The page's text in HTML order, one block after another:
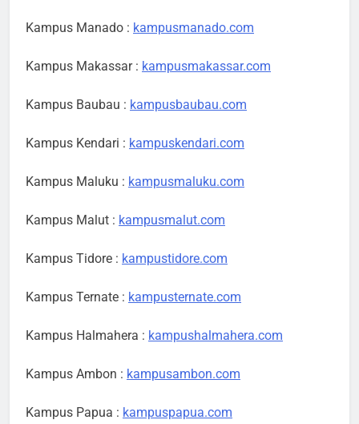
Kampus Manado : kampusmanado.com
Kampus Makassar : kampusmakassar.com
Kampus Baubau : kampusbaubau.com
Kampus Kendari : kampuskendari.com
Kampus Maluku : kampusmaluku.com
Kampus Malut : kampusmalut.com
Kampus Tidore : kampustidore.com
Kampus Ternate : kampusternate.com
Kampus Halmahera : kampushalmahera.com
Kampus Ambon : kampusambon.com
Kampus Papua : kampuspapua.com